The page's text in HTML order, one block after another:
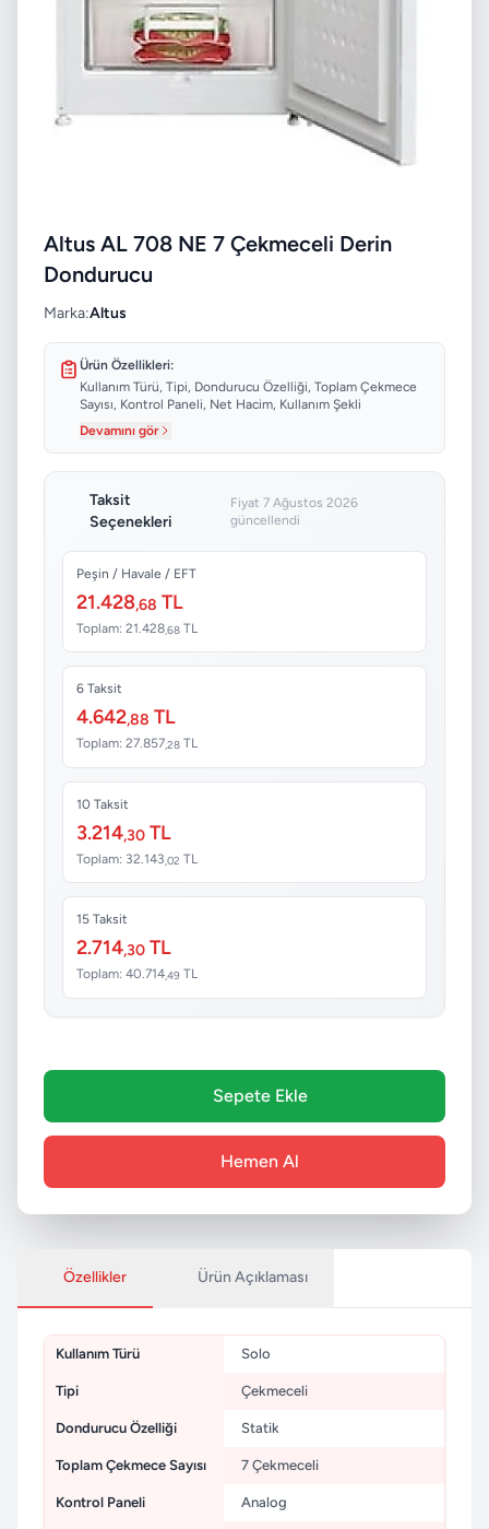
Altus AL 708 NE 7 Çekmeceli Derin
Dondurucu
Marka:Altus
Ürün Özellikleri:
Kullanım Türü, Tipi, Dondurucu Özelliği, Toplam Çekmece
Sayısı, Kontrol Paneli, Net Hacim, Kullanım Şekli
Devamını gör
Taksit
Seçenekleri
Fiyat 7 Ağustos 2026
güncellendi
Peşin / Havale / EFT
21.428,68 TL
Toplam: 21.428,68 TL
6 Taksit
4.642,88 TL
Toplam: 27.857,28 TL
10 Taksit
3.214,30 TL
Toplam: 32.143 ,02 TL
15 Taksit
2.714,30 TL
Toplam: 40.714,49 TL
Sepete Ekle
Hemen Al
Özellikler Ürün Açıklaması
Kullanım Türü Solo
Tipi Çekmeceli
Dondurucu Özelliği Statik
Toplam Çekmece Sayısı 7 Çekmeceli
Kontrol Paneli Analog